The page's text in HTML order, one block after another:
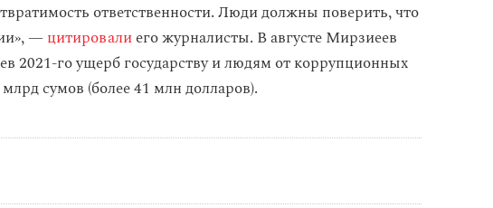
ответственности. Люди должны поверить, что
—цитировалиего журналисты. В августе Мирзиеев
2021-го ущерб государству и людям от коррупционных
сумов (более 41 млн долларов).